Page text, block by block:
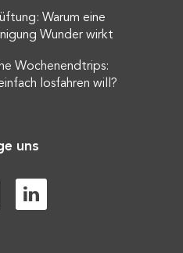
Warum eine
Wunder wirkt
Wochenendtrips:
losfahren will?
uns